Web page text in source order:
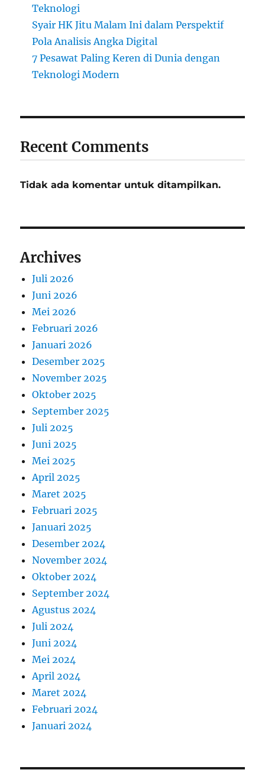
Teknologi
Syair HK Jitu Malam Ini dalam Perspektif
Pola Analisis Angka Digital
7 Pesawat Paling Keren di Dunia dengan
Teknologi Modern
Recent Comments
Tidak ada komentar untuk ditampilkan.
Archives
Juli 2026
Juni 2026
Mei 2026
Februari 2026
Januari 2026
Desember 2025
November 2025
Oktober 2025
September 2025
Juli 2025
Juni 2025
Mei 2025
April 2025
Maret 2025
Februari 2025
Januari 2025
Desember 2024
November 2024
Oktober 2024
September 2024
Agustus 2024
Juli 2024
Juni 2024
Mei 2024
April 2024
Maret 2024
Februari 2024
Januari 2024